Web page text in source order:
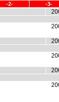
-2- -3-